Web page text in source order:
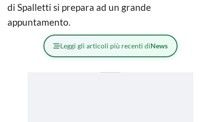
di Spalletti si prepara ad un grande
appuntamento.
Leggi gli articoli più recenti diNews